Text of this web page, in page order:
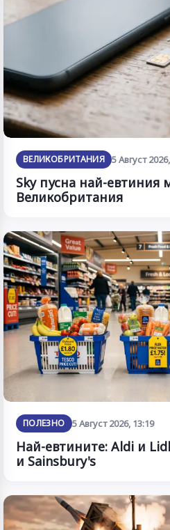
ВЕЛИКОБРИТАНИЯ 5 Август
Sky пусна най-евтиния
Великобритания
ПОЛЕЗНО 5 Август 2026, 13:19
Най-евтините: Aldi и
и Sainsbury's